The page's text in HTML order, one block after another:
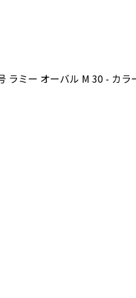
ラミー オーバル M 30 - カラ